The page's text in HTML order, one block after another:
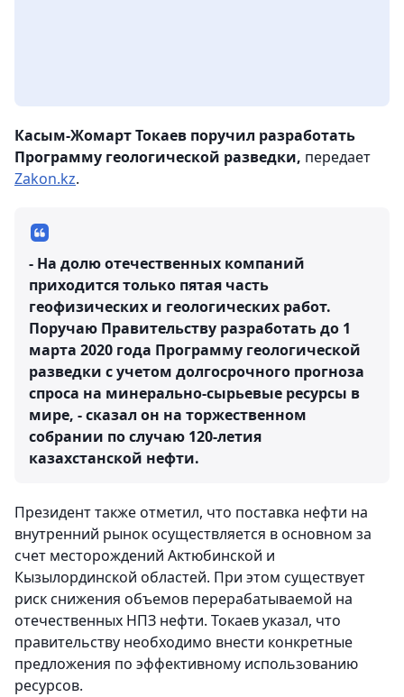
Касым-Жомарт Токаев поручил разработать
Программу геологической разведки, передает
Zakon.kz.
- На долю отечественных компаний
приходится только пятая часть
геофизических и геологических работ.
Поручаю Правительству разработать до 1
марта 2020 года Программу геологической
разведки с учетом долгосрочного прогноза
спроса на минерально-сырьевые ресурсы в
мире, - сказал он на торжественном
собрании по случаю 120-летия
казахстанской нефти.
Президент также отметил, что поставка нефти на
внутренний рынок осуществляется в основном за
счет месторождений Актюбинской и
Кызылординской областей. При этом существует
риск снижения объемов перерабатываемой на
отечественных НПЗ нефти. Токаев указал, что
правительству необходимо внести конкретные
предложения по эффективному использованию
ресурсов.